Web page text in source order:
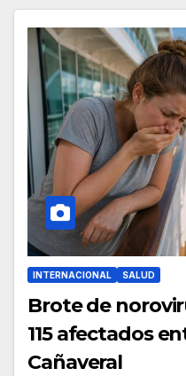
INTERNACIONAL SALUD
Brote de
115 afectados
Cañaveral